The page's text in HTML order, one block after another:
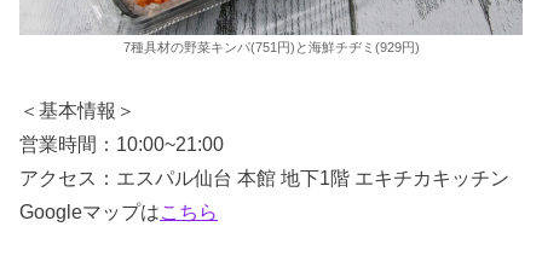
7種具材の野菜キンパ(751円)と海鮮チヂミ(929円)
＜基本情報＞
営業時間：10:00~21:00
アクセス：エスパル仙台 本館 地下1階 エキチカキッチン
Googleマップはこちら